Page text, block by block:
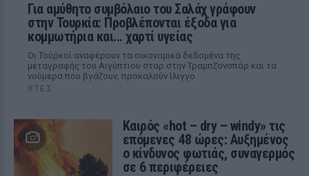
Για αμύθητο συμβόλαιο του Σαλάχ γράφουν
στην Τουρκία: Προβλέπονται έξοδα για
κομμωτήρια και... χαρτί υγείας
Οι Τούρκοί αναφέρουν τα οικονομικά δεδομένα της
μεταγραφής του Αιγύπτιου σταρ στην Τραμπζονσπόρ και τα
νούμερα που βγάζουν, προκαλούν ίλιγγο
ΧΤΕΣ
Καιρός «hot – dry – windy» τις
επόμενες 48 ώρες: Αυξημένος
ο κίνδυνος φωτιάς, συναγερμός
σε 6 περιφέρειες